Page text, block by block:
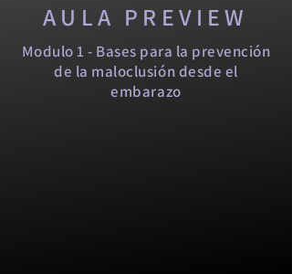
AULA PREVIEW
Modulo 1 - Bases para la prevención
de la maloclusión desde el
embarazo